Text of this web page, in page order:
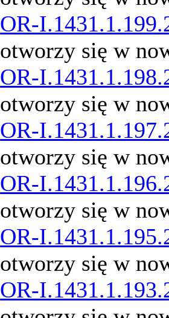
OR-
otworzy się w
OR-
otworzy się w
OR-
otworzy się w
OR-
otworzy się w
OR-
otworzy się w
OR-